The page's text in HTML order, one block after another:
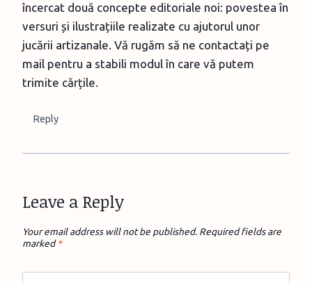
încercat două concepte editoriale noi: povestea în
versuri și ilustrațiile realizate cu ajutorul unor
jucării artizanale. Vă rugăm să ne contactați pe
mail pentru a stabili modul în care vă putem
trimite cărțile.
Reply
Leave a Reply
Your email address will not be published. Required fields are
marked*